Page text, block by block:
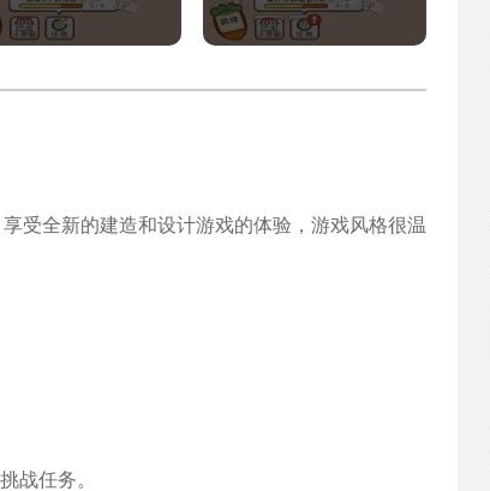
受全新的建造和设计游戏的体验，游戏风格很温
战任务。